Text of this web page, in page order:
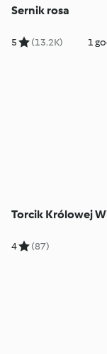
Sernik rosa
5 (13.2K) 1
Torcik Królowej
4 (87)